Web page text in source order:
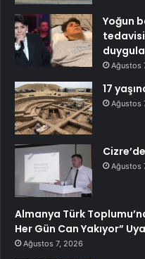
Yoğun
Ağustos
17
Ağustos
Ağustos
Almanya Türk
Her Gün Can Yakıyor”
Ağustos 7, 2026